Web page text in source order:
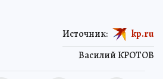
Василий КРОТОВ
Источник: kp.ru